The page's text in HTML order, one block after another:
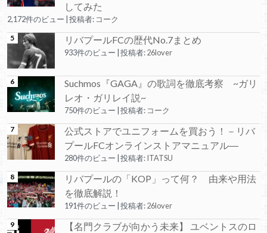
してみた
2,172件のビュー 投稿者: コーク
リバプールFCの歴代No.7まとめ
933件のビュー 投稿者:26lover
Suchmos『GAGA』の歌詞を徹底考察 ~ガリ
レオ・ガリレイ説~
750件のビュー 投稿者: コーク
公式ストアでユニフォームを買おう！－リバ
プールFCオンラインストアマニュアル―
280件のビュー 投稿者:ITATSU
リバプールの「KOP」って何？ 由来や用法
を徹底解説！
191件のビュー 投稿者:26lover
【名門クラブが向かう未来】 ユベントスのロ